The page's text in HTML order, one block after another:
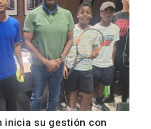
inicia su gestión con